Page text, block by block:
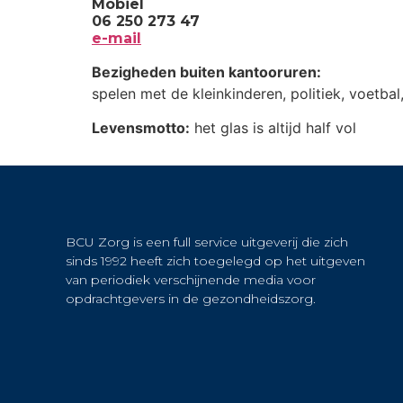
Mobiel
06 250 273 47
e-mail
Bezigheden buiten kantooruren:
spelen met de kleinkinderen, politiek,
Levensmotto: het glas is altijd half vol
BCU Zorg is een full service uitgeverij die zich
sinds 1992 heeft zich toegelegd op het uitgeven
van periodiek verschijnende media voor
opdrachtgevers in de gezondheidszorg.